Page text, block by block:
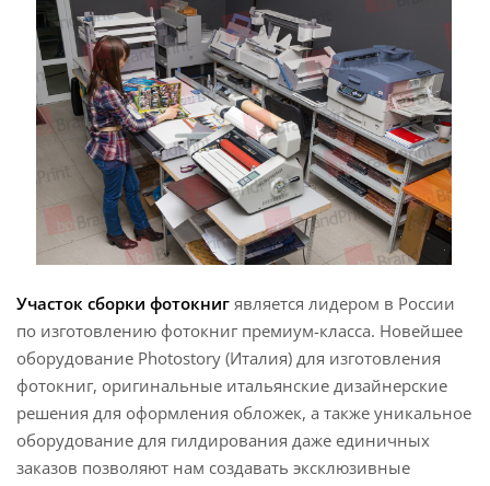
Участок сборки фотокниг является лидером в России
по изготовлению фотокниг премиум-класса. Новейшее
оборудование Photostory (Италия) для изготовления
фотокниг, оригинальные итальянские дизайнерские
решения для оформления обложек, а также уникальное
оборудование для гилдирования даже единичных
заказов позволяют нам создавать эксклюзивные